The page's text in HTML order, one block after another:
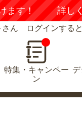
ます！ 詳し
さん ログインする
特集・キャンペー
ン